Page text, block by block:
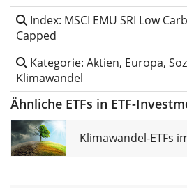
Index: MSCI EMU SRI Low
Capped
Kategorie: Aktien, Europa,
Klimawandel
Ähnliche ETFs in ETF-
Klimawandel-ETFs